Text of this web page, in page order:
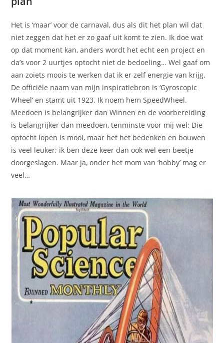
Het is ‘maar’ voor de carnaval, dus als dit het plan wil dat
niet zeggen dat het er zo gaaf uit komt te zien. Ik doe wat
op dat moment kan, anders wordt het echt een project en
da’s voor 2 uurtjes optocht niet de bedoeling… Wel gaaf om
aan zoiets moois te werken dat ik er zelf energie van krijg.
De officiële naam van mijn inspiratiebron is ‘Gyroscopic
Wheel’ en stamt uit 1923. Ik noem hem SpeedWheel.
Meedoen is belangrijker dan Winnen en de voorbereiding
is belangrijker dan meedoen, tenminste voor mij wel: Die
optocht lopen is mooi, maar het het bedenken en bouwen
is veel leuker; ik ben deze keer dan ook wel een beetje
doorgeslagen. Maar ja, onder het mom van ‘hobby’ mag er
veel…